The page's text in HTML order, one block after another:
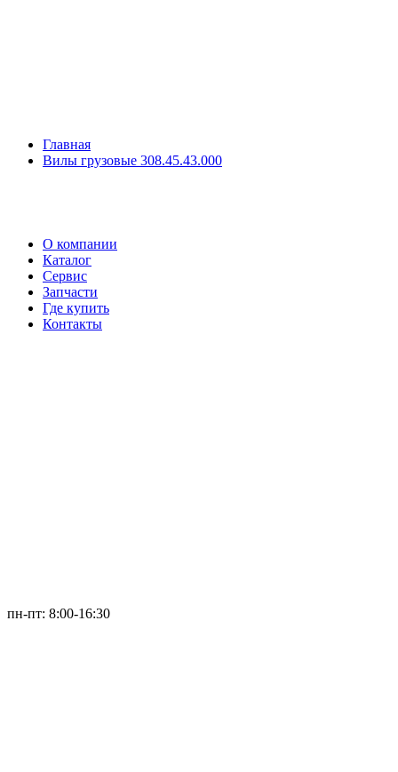
Главная
Вилы грузовые 308.45.43.000
О компании
Каталог
Сервис
Запчасти
Где купить
Контакты
пн-пт: 8:00-16:30